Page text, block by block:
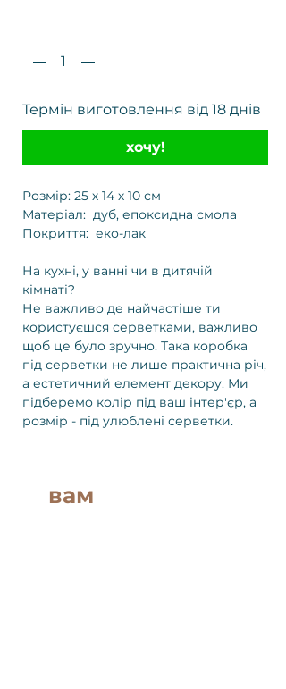
Термін виготовлення від 18 днів
хочу!
Розмір: 25 х 14 х 10 см
Матеріал: дуб, епоксидна смола
Покриття: еко-лак
На кухні, у ванні чи в дитячій
кімнаті?
Не важливо де найчастіше ти
користуєшся серветками, важливо
щоб це було зручно. Така коробка
під серветки не лише практична річ,
а естетичний елемент декору. Ми
підберемо колір під ваш інтер'єр, а
розмір - під улюблені серветки.
вам